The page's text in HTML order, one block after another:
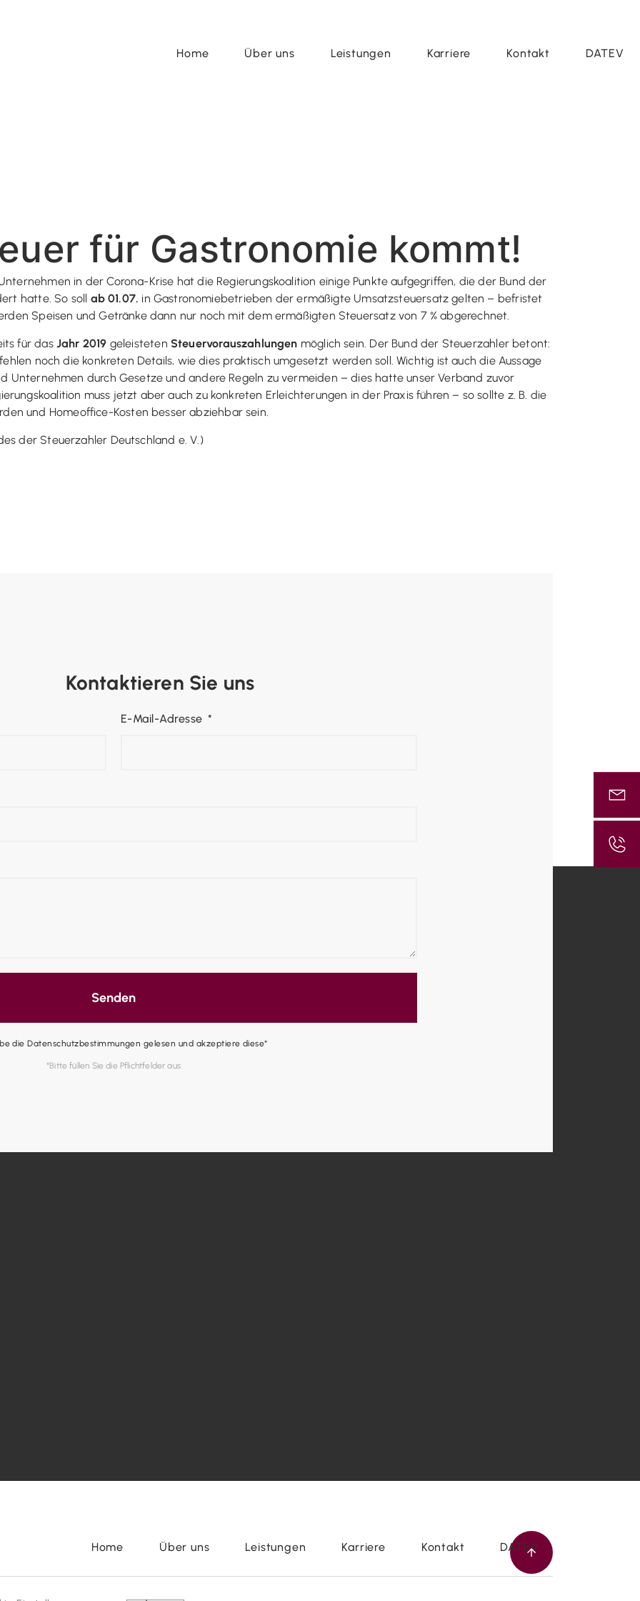
Home Über uns Leistungen Karriere Kontakt DATEV
für Gastronomie kommt!
in der Corona-Krise hat die Regierungskoalition einige Punkte aufgegriffen, die der Bund der
hatte. So soll ab 01.07. in Gastronomiebetrieben der ermäßigte Umsatzsteuersatz gelten – befristet
Speisen und Getränke dann nur noch mit dem ermäßigten Steuersatz von 7 % abgerechnet.
für das Jahr 2019 geleisteten Steuervorauszahlungen möglich sein. Der Bund der Steuerzahler betont:
noch die konkreten Details, wie dies praktisch umgesetzt werden soll. Wichtig ist auch die Aussage
Unternehmen durch Gesetze und andere Regeln zu vermeiden – dies hatte unser Verband zuvor
muss jetzt aber auch zu konkreten Erleichterungen in der Praxis führen – so sollte z. B. die
und Homeoffice-Kosten besser abziehbar sein.
der Steuerzahler Deutschland e. V.)
Kontaktieren Sie uns
E-Mail-Adresse
die Datenschutzbestimmungen gelesen und akzeptiere diese*
*Bitte füllen Sie die Pflichtfelder aus
Senden
Home Über uns Leistungen Karriere Kontakt DATEV